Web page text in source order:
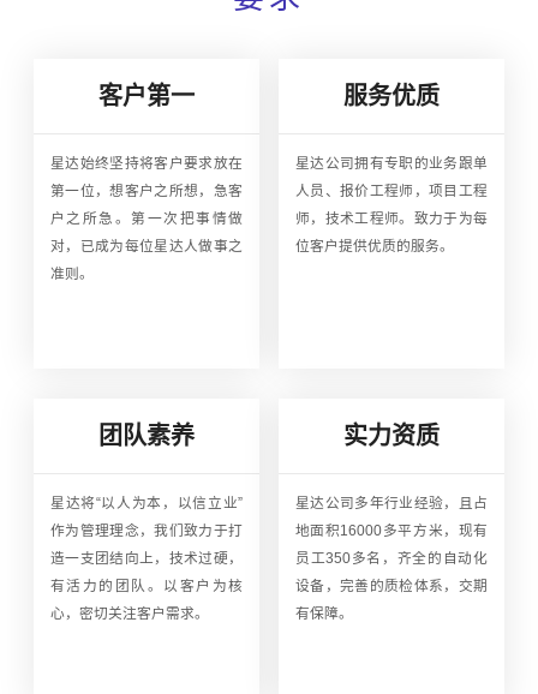
客户第一
星达始终坚持将客户要求放在
第一位，想客户之所想，急客
户之所急。第一次把事情做
对，已成为每位星达人做事之
准则。
服务优质
星达公司拥有专职的业务跟单
人员、报价工程师，项目工程
师，技术工程师。致力于为每
位客户提供优质的服务。
团队素养
星达将“以人为本，以信立业”
作为管理理念，我们致力于打
造一支团结向上，技术过硬，
有活力的团队。以客户为核
心，密切关注客户需求。
实力资质
星达公司多年行业经验，且占
地面积16000多平方米，现有
员工350多名，齐全的自动化
设备，完善的质检体系，交期
有保障。